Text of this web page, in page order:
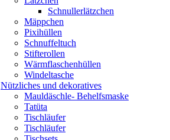
Schnullerlätzchen
Mäppchen
Pixihüllen
Schnuffeltuch
Stifterollen
Wärmflaschenhüllen
Windeltasche
Nützliches und dekoratives
Mauldäschle- Behelfsmaske
Tatüta
Tischläufer
Tischläufer